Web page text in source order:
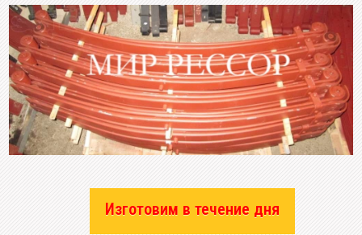
Изготовим в течение дня